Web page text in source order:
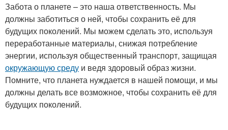
Забота о планете – это наша ответственность. Мы
должны заботиться о ней, чтобы сохранить её для
будущих поколений. Мы можем сделать это, используя
переработанные материалы, снижая потребление
энергии, используя общественный транспорт, защищая
окружающую среду и ведя здоровый образ жизни.
Помните, что планета нуждается в нашей помощи, и мы
должны делать все возможное, чтобы сохранить её для
будущих поколений.